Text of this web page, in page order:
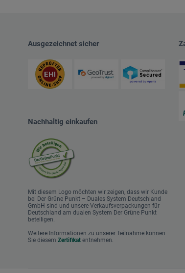
Ausgezeichnet sicher
Nachhaltig einkaufen
Mit diesem Logo möchten wir zeigen, dass wir Kunde
bei Der Grüne Punkt – Duales System Deutschland
GmbH sind und unsere Verkaufsverpackungen für
Deutschland am dualen System Der Grüne Punkt
beteiligen.
Weitere Informationen zu unserer Teilnahme können
Sie diesem Zertifikat entnehmen.